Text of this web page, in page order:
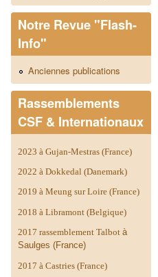
Notre Revue "Flash-
Info"
Anciennes publications
Rassemblements
CSF & Internationaux
2023 à Gujan-Mestras (France)
2022 à Dokkedal (Danemark)
2019 à Meung sur Loire (France)
2018 à Libramont (Belgique)
2017 rassemblement Talbot à
Saulges (France)
2017 à Castries (France)